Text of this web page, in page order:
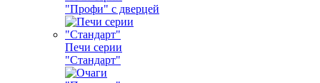
"Профи" с дверцей
Печи серии
"Стандарт"